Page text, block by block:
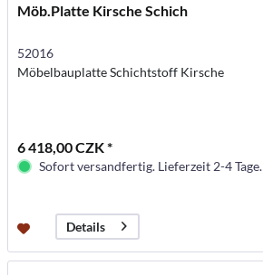
Möb.Platte Kirsche Schich
52016
Möbelbauplatte Schichtstoff Kirsche
6 418,00 CZK *
Sofort versandfertig. Lieferzeit 2-4 Tage.
Details